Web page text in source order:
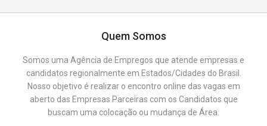
Quem Somos
Somos uma Agência de Empregos que atende empresas e
candidatos regionalmente em Estados/Cidades do Brasil.
Nosso objetivo é realizar o encontro online das vagas em
aberto das Empresas Parceiras com os Candidatos que
buscam uma colocação ou mudança de Área.